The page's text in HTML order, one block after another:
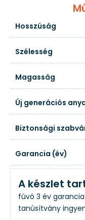
Hosszúság
Szélesség
Magasság
Új generációs
Biztonsági
Garancia (év)
A készlet
fúvó 3 év garancia
tanúsítvány